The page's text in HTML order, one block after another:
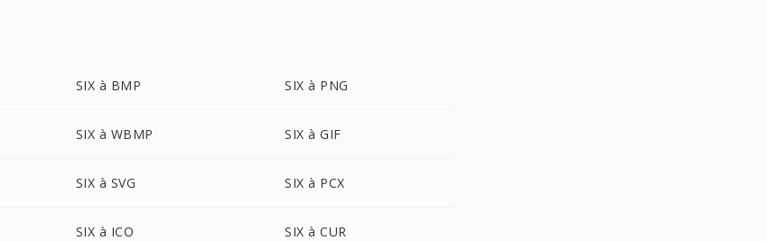
SIX à BMP SIX à PNG
SIX à WBMP SIX à GIF
SIX à SVG SIX à PCX
SIX à ICO SIX à CUR